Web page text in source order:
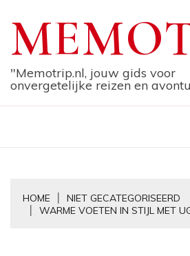
content
"Memotrip.nl, jouw gids voor
onvergetelijke reizen en
HOME
NIET GECATEGORISEERD
WARME VOETEN IN STIJL MET